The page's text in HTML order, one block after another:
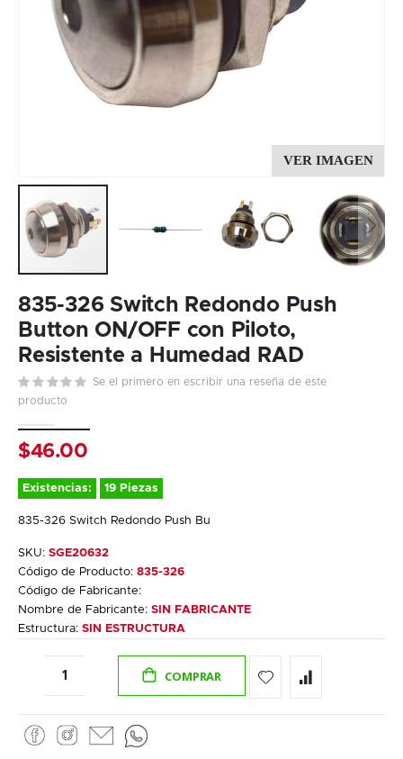
to
the
beginning
of
the
images
835-326 Switch Redondo Push
Button ON/OFF con Piloto,
Resistente a Humedad RAD
Se el primero en escribir una reseña de este
producto
$46.00
Existencias: 19 Piezas
835-326 Switch Redondo Push Bu
SKU: SGE20632
Código de Producto: 835-326
Código de Fabricante:
Nombre de Fabricante: SIN FABRICANTE
Estructura: SIN ESTRUCTURA
COMPRAR